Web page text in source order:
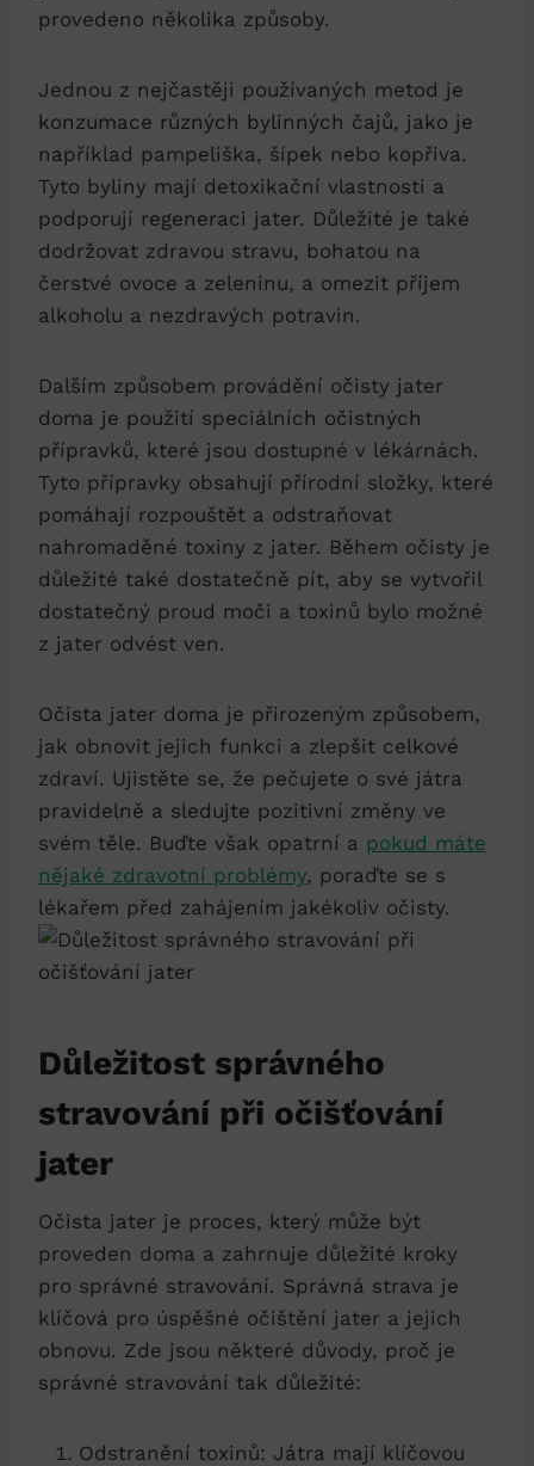
provedeno ​několika‍ způsoby.
Jednou z nejčastěji používaných ⁢metod je
‌konzumace různých bylinných čajů, ‌jako‍ je
například pampeliška, šípek nebo kopřiva.
Tyto ⁢byliny mají detoxikační vlastnosti a
podporují regeneraci jater. Důležité je ⁢také
dodržovat zdravou ‌stravu, ‌bohatou ⁣na
‌čerstvé‌ ovoce⁢ a ‌zeleninu, ⁣a omezit ⁢příjem
alkoholu a nezdravých potravin.
Dalším ‌způsobem provádění ​očisty jater
doma je použití speciálních ‍očistných
⁣přípravků, které jsou⁤ dostupné​ v‌ lékárnách.
Tyto přípravky ⁤obsahují​ přírodní ⁤složky, které
pomáhají ⁤rozpouštět a​ odstraňovat⁢
nahromaděné toxiny z jater. Během očisty ⁢je⁤
důležité také dostatečně pít, aby se vytvořil
dostatečný ⁣proud moči ⁤a toxinů bylo⁣ možné
z‍ jater ⁣odvést ⁤ven.
Očista jater doma je⁢ přirozeným způsobem,
jak‍ obnovit jejich funkci a zlepšit⁣ celkové
zdraví. ‍Ujistěte ⁣se,​ že pečujete o ⁤své játra ​
pravidelně a sledujte⁤ pozitivní změny ve
svém těle. Buďte⁤ však ‍opatrní​ a pokud máte
nějaké zdravotní problémy, poraďte se s
lékařem​ před zahájením⁢ jakékoliv ⁣očisty.
Důležitost správného
stravování ⁣při‌ očišťování
jater
Očista‌ jater je proces, který může být‍
proveden​ doma ⁤a⁣ zahrnuje důležité kroky
pro ⁣správné stravování. Správná strava je
klíčová pro úspěšné ‍očištění jater a jejich
obnovu.⁢ Zde jsou některé důvody,‌ proč​ je⁣
správné stravování tak⁤ důležité:
Odstranění⁤ toxinů: ‌Játra ​mají klíčovou